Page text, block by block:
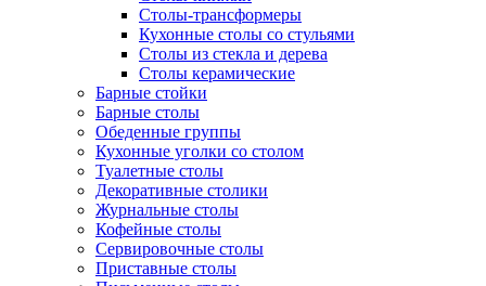
Столы-трансформеры
Кухонные столы со стульями
Столы из стекла и дерева
Столы керамические
Барные стойки
Барные столы
Обеденные группы
Кухонные уголки со столом
Туалетные столы
Декоративные столики
Журнальные столы
Кофейные столы
Сервировочные столы
Приставные столы